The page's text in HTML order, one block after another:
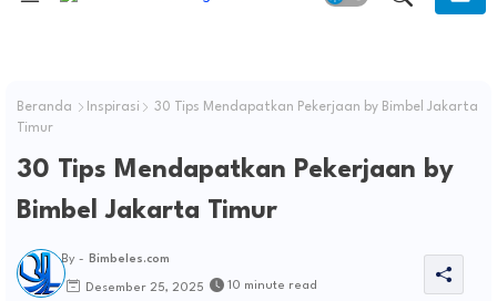
Beranda Inspirasi
30 Tips Mendapatkan Pekerjaan by Bimbel Jakarta
Timur
30 Tips Mendapatkan Pekerjaan by
Bimbel Jakarta Timur
By - Bimbeles.com
Desember 25, 2025 10 minute read